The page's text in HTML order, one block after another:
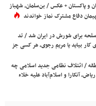
و پاکستان + عکس / بن‌سلمان، شهباز
دفاع مشترک نماز خواندند
برای شورش در ایران شد / تد
بیاید یا مریم رجوی، هر کسی جز
/ ائتلاف نظامی جدید اسلامی چه
آنکارا و اسلام‌آباد علیه خلاء